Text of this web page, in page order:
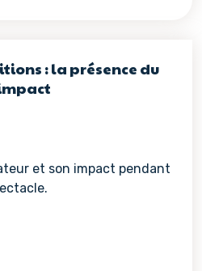
: la présence du
et son impact pendant